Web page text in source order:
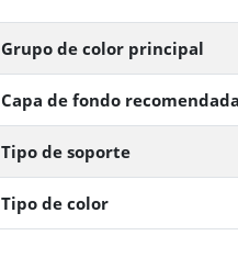
Grupo de color principal
Capa de fondo recomendada
Tipo de soporte
Tipo de color